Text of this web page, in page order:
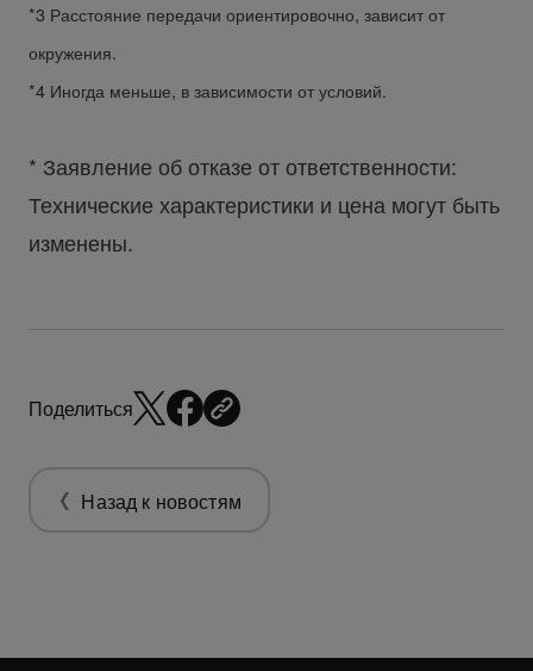
*3 Расстояние передачи ориентировочно, зависит от
окружения.
*4 Иногда меньше, в зависимости от условий.
* Заявление об отказе от ответственности:
Технические характеристики и цена могут быть
изменены.
Поделиться
Назад к новостям